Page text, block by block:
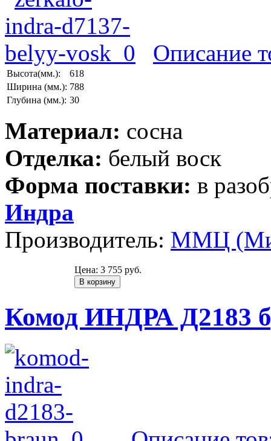
Описание
Высота(мм.):
618
Ширина (мм.): 788
Глубина (мм.): 30
Материал: сосна
Отделка: белый воск
Форма поставки: в
Индра
Производитель: ММЦ
Цена: 3 755 руб.
Комод ИНДРА Д2183